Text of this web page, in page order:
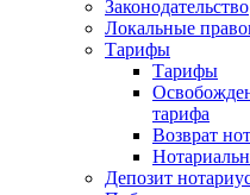
Законодательство
Локальные
Тарифы
Тарифы
тарифа
Возврат
Депозит